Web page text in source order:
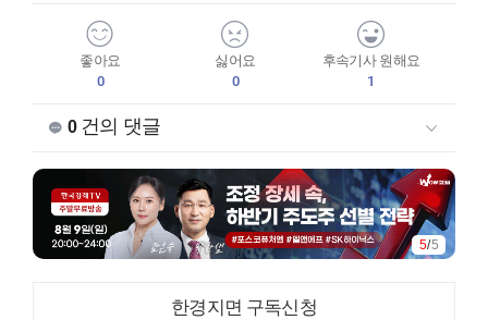
좋아요
0
싫어요
0
후속기사 원해요
1
0건의 댓글
5/5
한경지면 구독신청